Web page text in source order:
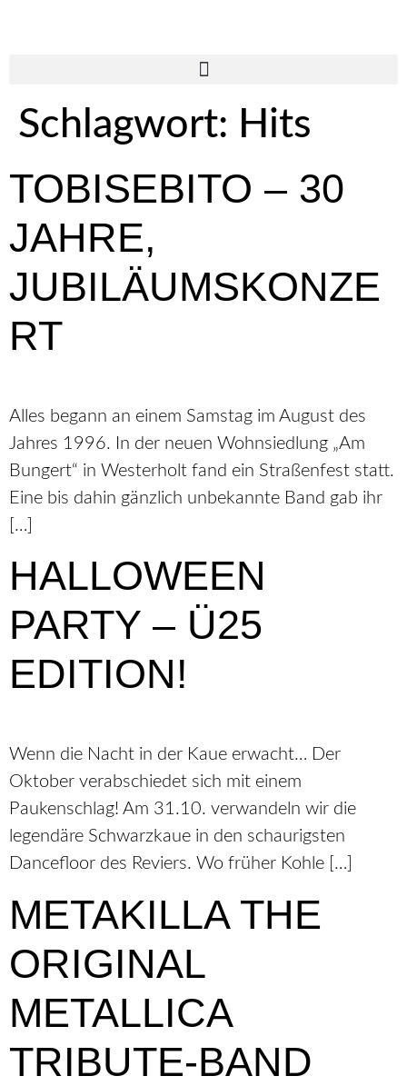
Schlagwort: Hits
TOBISEBITO – 30
JAHRE,
JUBILÄUMSKONZE
RT
Alles begann an einem Samstag im August des
Jahres 1996. In der neuen Wohnsiedlung „Am
Bungert“ in Westerholt fand ein Straßenfest statt.
Eine bis dahin gänzlich unbekannte Band gab ihr
[…]
HALLOWEEN
PARTY – Ü25
EDITION!
Wenn die Nacht in der Kaue erwacht… Der
Oktober verabschiedet sich mit einem
Paukenschlag! Am 31.10. verwandeln wir die
legendäre Schwarzkaue in den schaurigsten
Dancefloor des Reviers. Wo früher Kohle […]
METAKILLA THE
ORIGINAL
METALLICA
TRIBUTE-BAND